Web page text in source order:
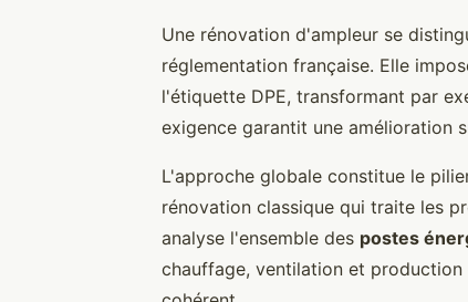
Une rénovation d'ampleur se
réglementation française. Elle
l'étiquette DPE, transformant par
exigence garantit une amélioration
L'approche globale constitue le
rénovation classique qui traite les
analyse l'ensemble des postes
chauffage, ventilation et